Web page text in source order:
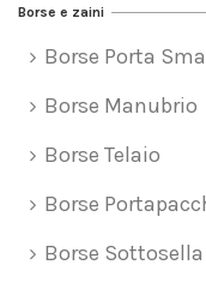
Borse e zaini
Borse Porta
Borse Manubrio
Borse Telaio
Borse
Borse Sottosella